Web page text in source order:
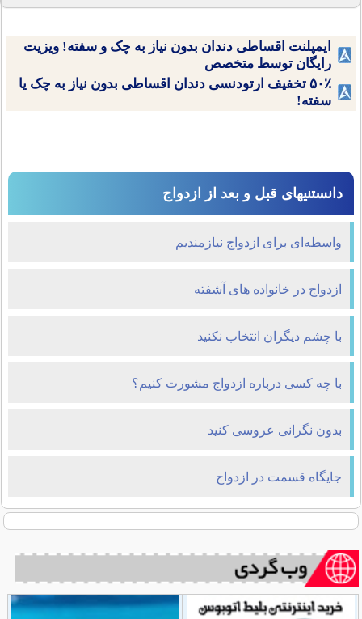
ایمپلنت اقساطی دندان بدون نیاز به چک و سفته! ویزیت
رایگان توسط متخصص
۵۰٪ تخفیف ارتودنسی دندان اقساطی بدون نیاز به چک یا
سفته!
دانستنیهای قبل و بعد از ازدواج
واسطه‌ای برای ازدواج نیازمندیم
ازدواج در خانواده های آشفته
با چشم دیگران انتخاب نکنید
با چه کسی درباره ازدواج مشورت کنیم؟
بدون نگرانی عروسی کنید
جایگاه قسمت در ازدواج